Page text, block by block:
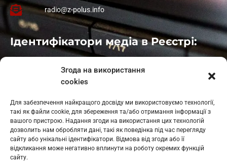
Згода на використання
cookies
Для забезпечення найкращого досвіду ми використовуємо технології,
такі як файли cookie, для збереження та/або отримання інформації з
вашого пристрою. Надання згоди на використання цих технологій
дозволить нам обробляти дані, такі як поведінка під час перегляду
сайту або унікальні ідентифікатори. Відмова від згоди або її
відкликання може негативно вплинути на роботу окремих функцій
сайту.
radio@z-polus.info
Ідентифікатори медіа в Реєстрі:
: L11-01410
: L11-01801
Косів: L11-01805
Гарасимів: L11-02274